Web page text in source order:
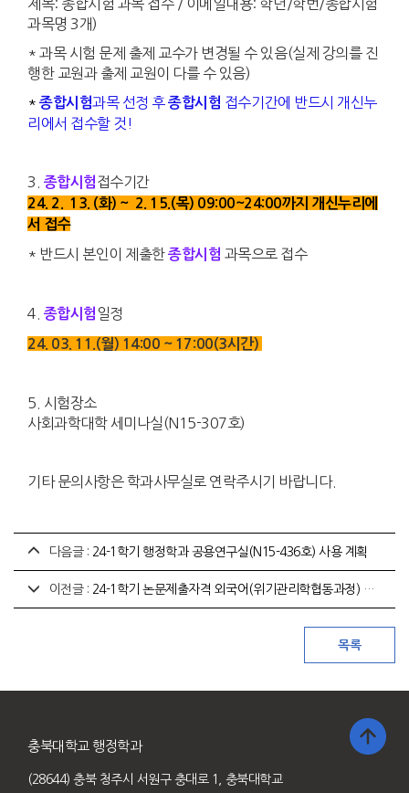
제목: 종합시험 과목 접수 / 이메일내용: 학년/학번/종합시험
과목명 3개)
* 과목 시험 문제 출제 교수가 변경될 수 있음(실제 강의를 진
행한 교원과 출제 교원이 다를 수 있음)
* 종합시험과목 선정 후 종합시험 접수기간에 반드시 개신누
리에서 접수할 것!
3. 종합시험 접수기간
24. 2. 13. (화) ~ 2. 15.(목) 09:00~24:00까지 개신누리에
서 접수
* 반드시 본인이 제출한종합시험 과목으로 접수
4. 종합시험 일정
24. 03. 11.(월) 14:00 ~ 17:00(3시간)
5. 시험장소
사회과학대학 세미나실(N15-307호)
기타 문의사항은 학과사무실로 연락주시기 바랍니다.
다음글 : 24-1학기 행정학과 공용연구실(N15-436호) 사용 계획
이전글 : 24-1학기 논문제출자격 외국어(위기관리학협동과정) 시험 계획
충북대학교 행정학과
(28644) 충북 청주시 서원구 충대로 1, 충북대학교